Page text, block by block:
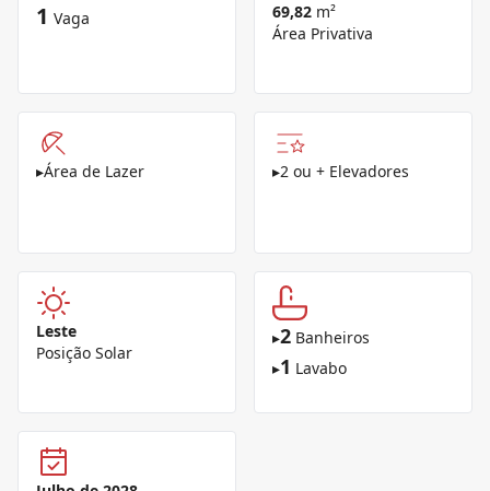
1 Vaga 69,82 m²
Área Privativa
▸Área de Lazer ▸2 ou + Elevadores
Leste
Posição Solar
▸2 Banheiros
▸1 Lavabo